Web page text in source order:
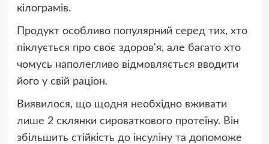
кілограмів.
Продукт особливо популярний серед тих, хто
піклується про своє здоров'я, але багато хто
чомусь наполегливо відмовляється вводити
його у свій раціон.
Виявилося, що щодня необхідно вживати
лише 2 склянки сироваткового протеїну. Він
збільшить стійкість до інсуліну та допоможе